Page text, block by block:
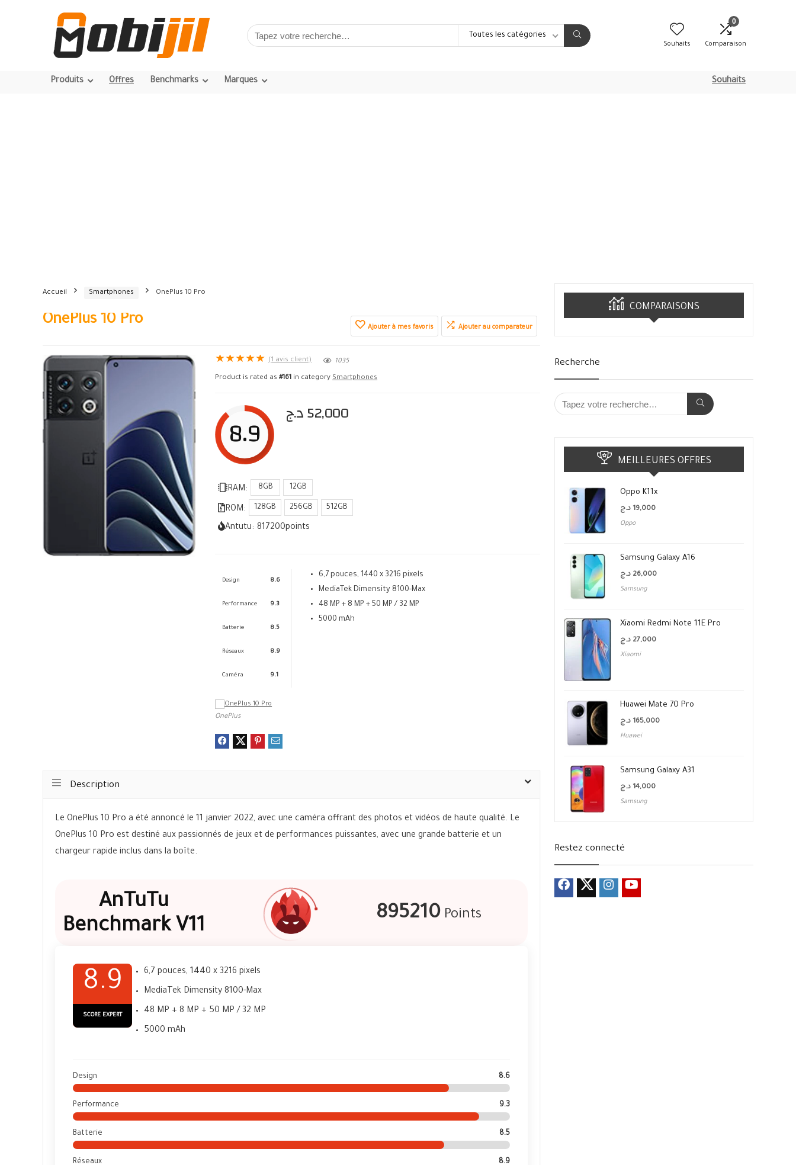
Toutes les catégories
Souhaits
0
Comparaison
Produits Offres Benchmarks Marques Souhaits
Accueil Smartphones OnePlus 10 Pro
OnePlus 10 Pro Ajouter à mes favoris Ajouter au comparateur
★★★★★ (1avis client) 1035
Product is rated as#161 in categorySmartphones
8.9 52,000د.ج
RAM: 8GB 12GB
ROM: 128GB 256GB 512GB
Antutu: 817200points
Design 8.6
Performance 9.3
Batterie 8.5
Réseaux 8.9
Caméra 9.1
6,7 pouces, 1440 x 3216 pixels
MediaTek Dimensity 8100-Max
48 MP + 8 MP + 50 MP / 32 MP
5000 mAh
OnePlus
Description
Le OnePlus 10 Pro a été annoncé le 11 janvier 2022, avec une caméra offrant des photos et vidéos de haute qualité. Le
OnePlus 10 Pro est destiné aux passionnés de jeux et de performances puissantes, avec une grande batterie et un
chargeur rapide inclus dans la boîte.
AnTuTu
Benchmark V11
895210Points
8.9
SCORE EXPERT
6,7 pouces, 1440 x 3216 pixels
MediaTek Dimensity 8100-Max
48 MP + 8 MP + 50 MP / 32 MP
5000 mAh
Design 8.6
Performance 9.3
Batterie 8.5
Réseaux 8.9
COMPARAISONS
Recherche
MEILLEURES OFFRES
Oppo K11x
19,000 د.ج
Oppo
Samsung Galaxy A16
26,000 د.ج
Samsung
Xiaomi Redmi Note 11E Pro
27,000 د.ج
Xiaomi
Huawei Mate 70 Pro
165,000 د.ج
Huawei
Samsung Galaxy A31
14,000 د.ج
Samsung
Restez connecté